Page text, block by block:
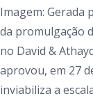
Imagem: Gerada
da promulgação
no David &
aprovou, em 27
inviabiliza a